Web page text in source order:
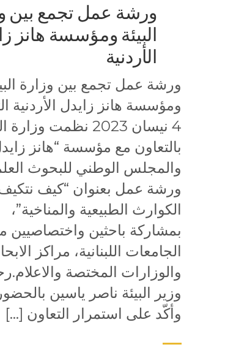
ورشة عمل تجمع بين
البيئة ومؤسسة هانز
الأردنية
ورشة عمل تجمع بين وزارة
ومؤسسة هانز زايدل الأردنية
4 نيسان 2023 نظمت وزارة
بالتعاون مع مؤسسة “هانز
والمجلس الوطني للبحوث
ورشة عمل بعنوان “كيف
الكوارث الطبيعية والمناخية”،
بمشاركة باحثين واختصاصيين
الجامعات اللبنانية، مراكز
والوزارات المختصة
وزير البيئة ناصر ياسين
وأكّد على استمرار التعاون […]